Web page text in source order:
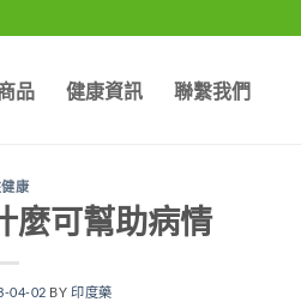
品 健康資訊 聯繫我們
康
麼可幫助病情
04-02 BY 印度藥